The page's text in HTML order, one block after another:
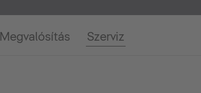
Megvalósítás Szerviz